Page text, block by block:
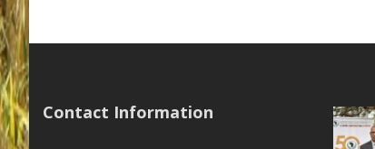
Contact Information